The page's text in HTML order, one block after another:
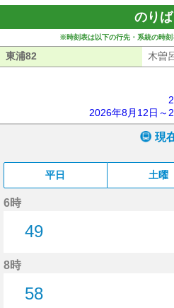
のり
※時刻表は以下の行先・系統の時
東浦82 木曽
2026年8月12日～
現
平日 土曜
6時
49
8時
58